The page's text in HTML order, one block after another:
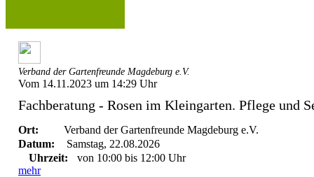
Verband der Gartenfreunde Magdeburg e.V.
Vom 14.11.2023 um 14:29 Uhr
Fachberatung - Rosen im Kleingarten. Pflege und
Ort:
Verband der Gartenfreunde Magdeburg e.V.
Datum:
Samstag, 22.08.2026
Uhrzeit:
von 10:00 bis 12:00 Uhr
mehr